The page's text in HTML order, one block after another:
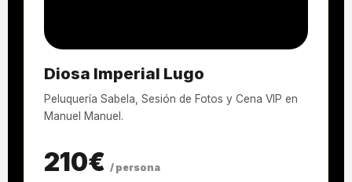
Diosa Imperial Lugo
Peluquería Sabela, Sesión de Fotos y Cena VIP en
Manuel Manuel.
210€ / persona